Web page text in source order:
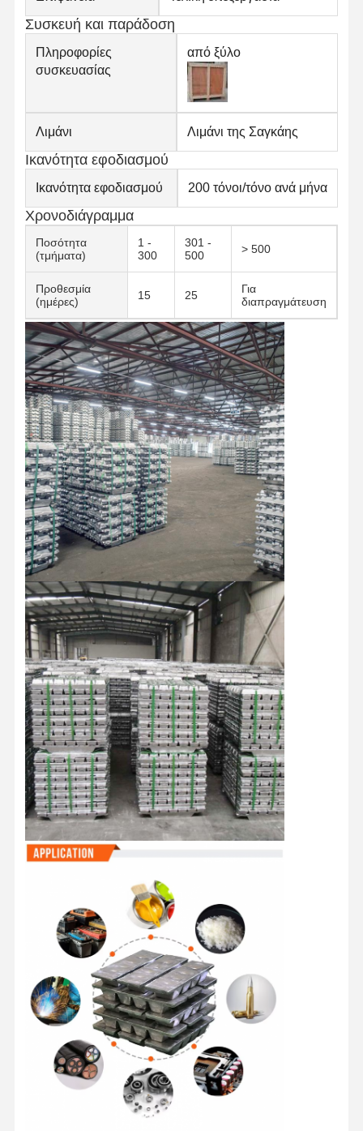
Στρογγυλοί από ανοξείδωτο χάλυβα
Αλουμινένιες ράβδοι και περιτυλίγματα
Χάλκινες Λωρίδες και Χάλκινες ράβδους
Πλινθώματα ψευδάργυρου
Κελύβια Ίγκοντς και Πλάκες Κελύβδου
Συσκευή και παράδοση
Πληροφορίες
συσκευασίας
από ξύλο
Λιμάνι Λιμάνι της Σαγκάης
Ικανότητα εφοδιασμού
Ικανότητα εφοδιασμού 200 τόνοι/τόνο ανά μήνα
Χρονοδιάγραμμα
Ποσότητα
(τμήματα)
1 -
300
301 -
500
> 500
Προθεσμία
(ημέρες)
15 25
Για
διαπραγμάτευση